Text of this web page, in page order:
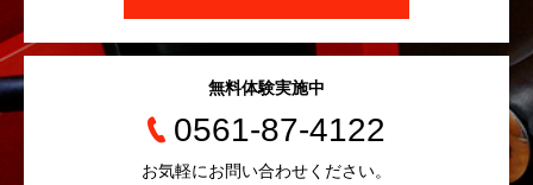
無料体験実施中
0561-87-4122
お気軽にお問い合わせください。